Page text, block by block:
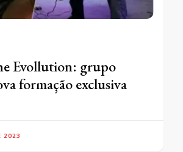
Evollution: grupo
formação exclusiva
2023